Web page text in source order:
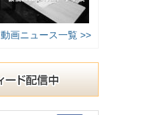
動画ニュース一覧 >>